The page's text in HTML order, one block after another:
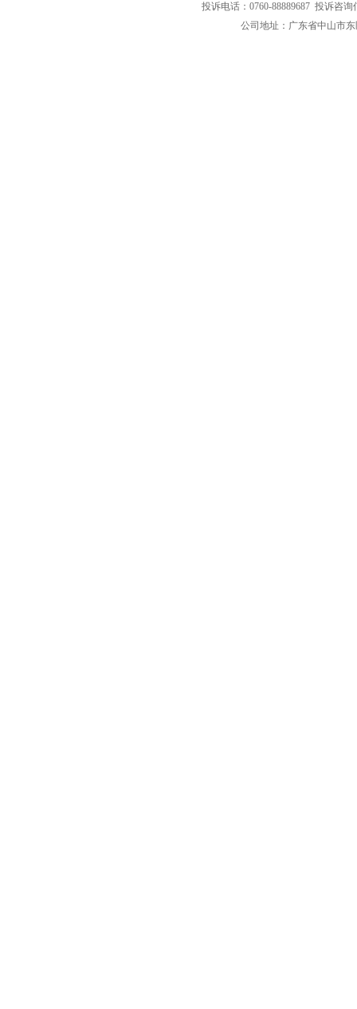
投诉电话：0760-88889687 投诉咨
公司地址：广东省中山市